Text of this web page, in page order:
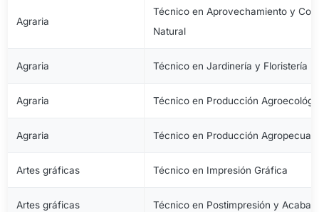
Agraria
Técnico en Aprovechamiento y
Natural
Agraria Técnico en Jardinería y Floristería
Agraria Técnico en Producción
Agraria Técnico en Producción
Artes gráficas Técnico en Impresión Gráfica
Artes gráficas Técnico en Postimpresión y